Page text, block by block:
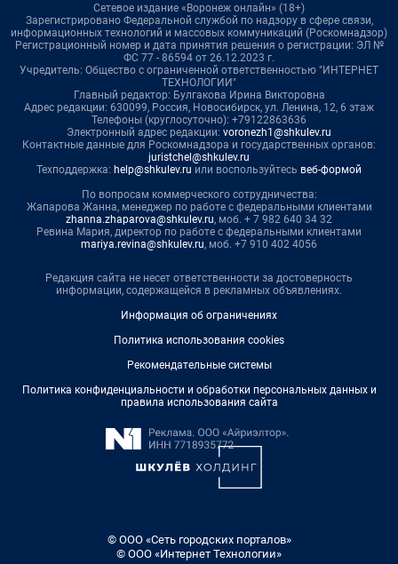
Сетевое издание «Воронеж онлайн» (18+)
Зарегистрировано Федеральной службой по надзору в сфере связи,
информационных технологий и массовых коммуникаций (Роскомнадзор)
Регистрационный номер и дата принятия решения о регистрации: ЭЛ №
ФС 77 - 86594 от 26.12.2023 г.
Учредитель: Общество с ограниченной ответственностью "ИНТЕРНЕТ
ТЕХНОЛОГИИ"
Главный редактор: Булгакова Ирина Викторовна
Адрес редакции: 630099, Россия, Новосибирск, ул. Ленина, 12, 6 этаж
Телефоны (круглосуточно): +79122863636
Электронный адрес редакции: voronezh1@shkulev.ru
Контактные данные для Роскомнадзора и государственных органов:
juristchel@shkulev.ru
Техподдержка: help@shkulev.ru или воспользуйтесь веб-формой
По вопросам коммерческого сотрудничества:
Жапарова Жанна, менеджер по работе с федеральными клиентами
zhanna.zhaparova@shkulev.ru, моб. + 7 982 640 34 32
Ревина Мария, директор по работе с федеральными клиентами
mariya.revina@shkulev.ru, моб. +7 910 402 4056
Редакция сайта не несет ответственности за достоверность
информации, содержащейся в рекламных объявлениях.
Информация об ограничениях
Политика использования cookies
Рекомендательные системы
Политика конфиденциальности и обработки персональных данных и
правила использования сайта
© ООО «Сеть городских порталов»
© ООО «Интернет Технологии»